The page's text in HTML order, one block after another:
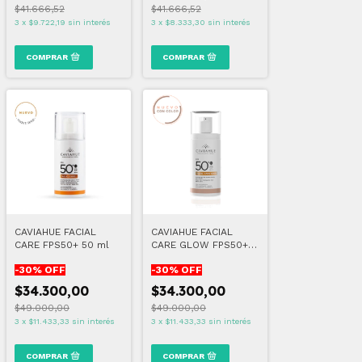
$41.666,52
3 x $9.722,19 sin interés
$41.666,52
3 x $8.333,30 sin interés
CAVIAHUE FACIAL
CARE FPS50+ 50 ml
-30% OFF
$34.300,00
$49.000,00
3 x $11.433,33 sin interés
CAVIAHUE FACIAL
CARE GLOW FPS50+
-30% OFF
$34.300,00
$49.000,00
3 x $11.433,33 sin interés